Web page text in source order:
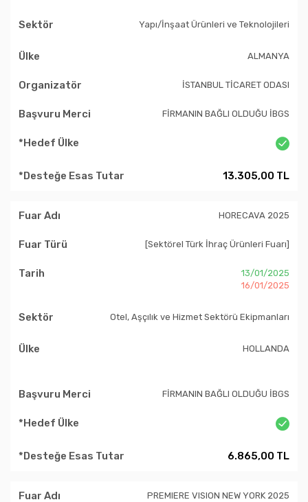
Yapı/İnşaat Ürünleri ve Teknolojileri
ALMANYA
İSTANBUL TİCARET ODASI
FİRMANIN BAĞLI OLDUĞU İBGS
13.305,00 TL
HORECAVA 2025
[Sektörel Türk İhraç Ürünleri Fuarı]
13/01/2025
16/01/2025
Otel, Aşçılık ve Hizmet Sektörü Ekipmanları
HOLLANDA
FİRMANIN BAĞLI OLDUĞU İBGS
6.865,00 TL
PREMIERE VISION NEW YORK 2025